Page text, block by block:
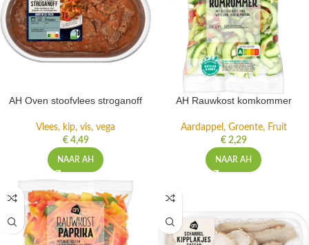
Vlees, kip, vis, vega
€ 4,49
NAAR AH
Aardappel, Groente, Fruit
€ 2,29
NAAR AH